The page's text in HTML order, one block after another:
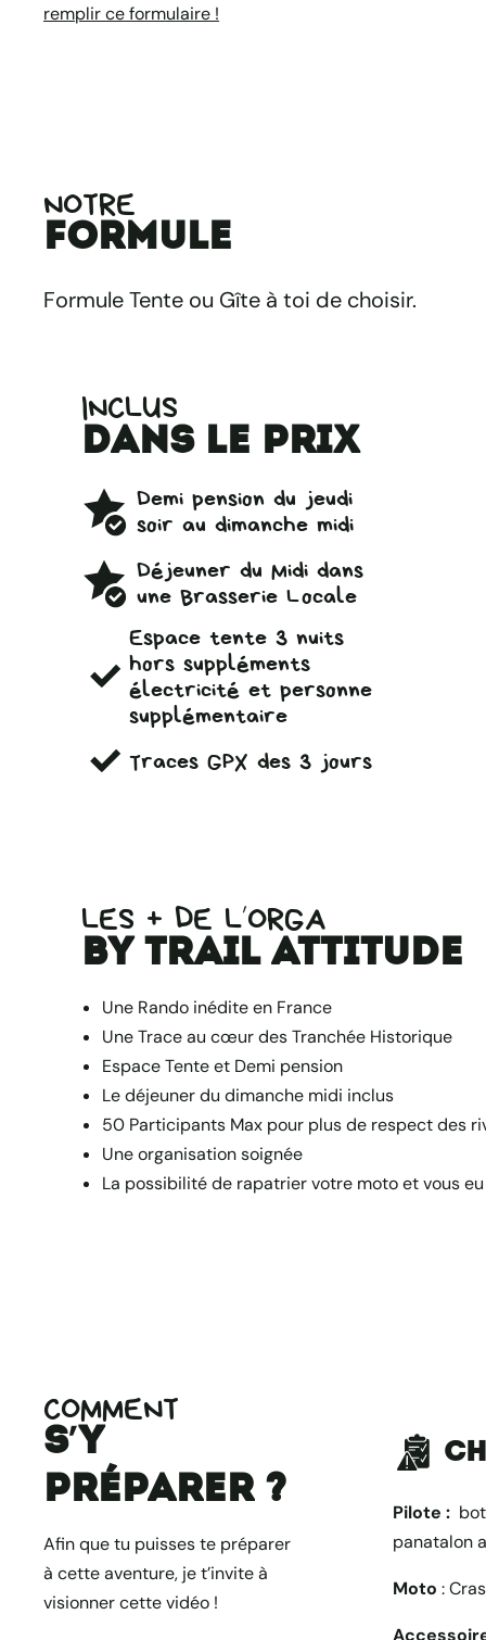
remplir ce formulaire !
NOTRE
formule
Formule Tente ou Gîte à toi de choisir.
INCLUS
dans le prix
Demi pension du jeudi
soir au dimanche midi
Déjeuner du Midi dans
une Brasserie Locale
Espace tente 3 nuits
hors suppléments
électricité et personne
supplémentaire
Traces GPX des 3 jours
LES + DE L’ORGA
by Trail Attitude
Une Rando inédite en France
Une Trace au cœur des Tranchée Historique
Espace Tente et Demi pension
Le déjeuner du dimanche midi inclus
50 Participants Max pour plus de respect des
Une organisation soignée
La possibilité de rapatrier votre moto et vous
COMMENT
s’y
préparer ?
Afin que tu puisses te préparer
à cette aventure, je t’invite à
visionner cette vidéo !
Pilote :
panatalon
Moto :